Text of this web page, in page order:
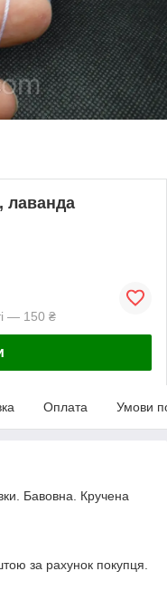
лаванда
— 150 ₴
Оплата Умови
Бавовна. Кручена
за рахунок покупця.